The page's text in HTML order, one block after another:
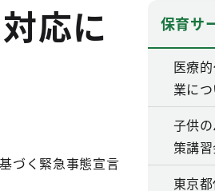
応に
づく緊急事態宣言
保育サ
医療
業に
子供
策講
東京